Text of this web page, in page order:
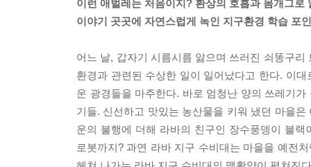
이런 애벌레는 처음이지? 환상의 호흡과 몸개그로
이야기 곳곳에 자연스럽게 녹인 지구환경 학습 포
어느 날, 갑자기 시름시름 앓으며 쓰러진 쇠똥구
환경과 관련된 수상한 일이 일어났다고 한다. 이
운 광경들을 마주한다. 바로 엄청난 양의 쓰레기
기들. 신선하고 맛있는 농산물을 키워 냈던 마을
운의 불행에 더해 라바의 친구인 장수풍뎅이 블
로봇까지? 과연 라바 지구 수비대는 마을을 예전